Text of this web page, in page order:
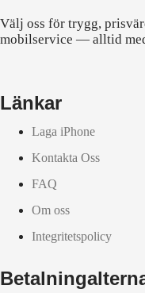
Välj oss för trygg,
mobilservice — alltid
Länkar
Laga iPhone
Kontakta Oss
FAQ
Om oss
Integritetspolicy